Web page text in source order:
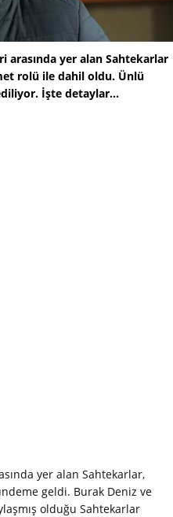
arasında yer alan Sahtekarlar
rolü ile dahil oldu. Ünlü
İşte detaylar...
yer alan Sahtekarlar,
geldi. Burak Deniz ve
olduğu Sahtekarlar